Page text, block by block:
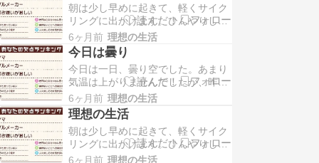
す。静かな朝の時間に体を動かしつ
つ、好きな飲み物と一緒に気持ちよ
く一日を始められる瞬間です。 帰宅
後は、そのまま家でゆっく…
朝は少し早めに起きて、軽くサイク
リングに出かけます。ひんやりした
空気の中を走りながら、コンビニへ
立ち寄ってコーヒーとパンを買い、
そのまま外でさっと朝食をとりま
す。静かな朝の時間に体を動かしつ
つ、好きな飲み物と一緒に気持ちよ
く一日を始められる瞬間です。 帰宅
後は、そのまま家でゆっく…
6ヶ月前 理想の生活
今日は曇り
今日は一日、曇り空でした。あまり
気温は上がりませんでしたが、昨日
よりは過ごしやすく感じました。寒
さが少し和らいだだけでも、体はず
いぶん楽になるものです。明日も曇
りの予報ですが、気温は今日より上
がるみたいです。天気はすっきりし
なくても、少しずつ季節が進んでい
6ヶ月前 理想の生活
理想の生活
朝は少し早めに起きて、軽くサイク
リングに出かけます。ひんやりした
空気の中を走りながら、コンビニへ
6ヶ月前 理想の生活